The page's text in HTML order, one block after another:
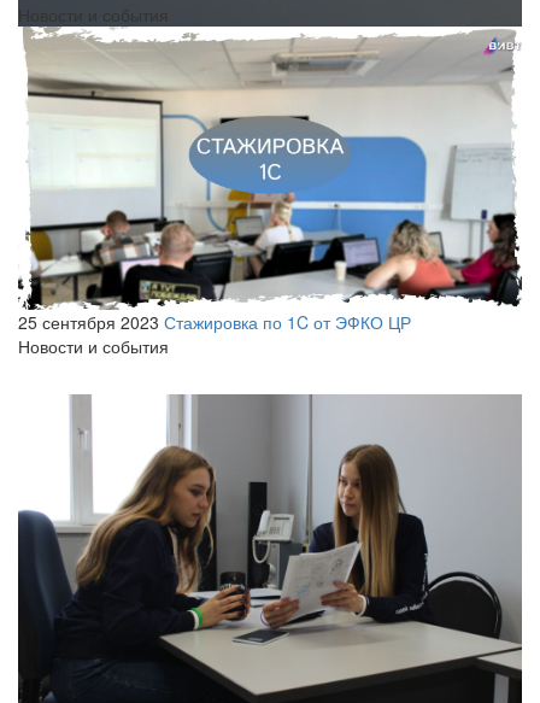
Новости и события
25 сентября 2023 Стажировка по 1C от ЭФКО ЦР
Новости и события